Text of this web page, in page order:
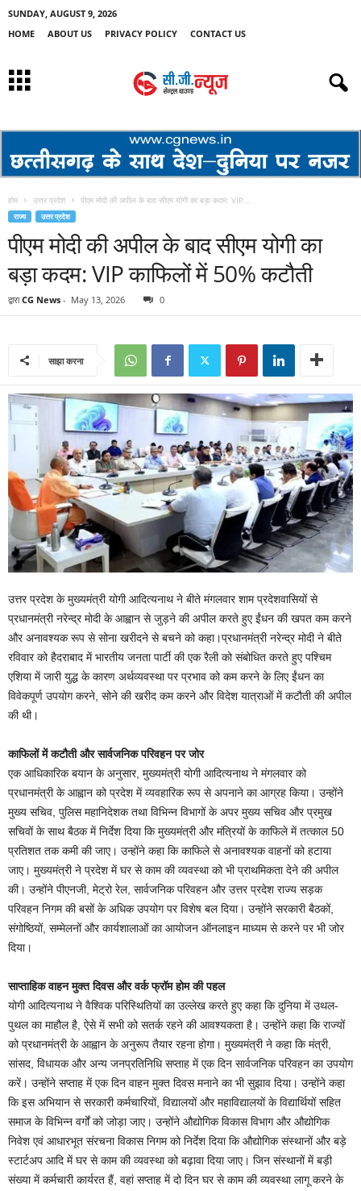
SUNDAY, AUGUST 9, 2026
HOME
ABOUT US PRIVACY POLICY CONTACT US
होम उत्तर प्रदेश पीएम मोदी की अपील के बाद सीएम योगी का बड़ा कदम: VIP...
राज्य उत्तर प्रदेश
पीएम मोदी की अपील के बाद सीएम योगी का
बड़ा कदम: VIP काफिलों में 50% कटौती
द्वारा CG News - May 13, 2026 0
साझा करना
उत्तर प्रदेश के मुख्यमंत्री योगी आदित्यनाथ ने बीते मंगलवार शाम प्रदेशवासियों से
प्रधानमंत्री नरेन्द्र मोदी के आह्वान से जुड़ने की अपील करते हुए ईंधन की खपत कम करने
और अनावश्यक रूप से सोना खरीदने से बचने को कहा।प्रधानमंत्री नरेन्द्र मोदी ने बीते
रविवार को हैदराबाद में भारतीय जनता पार्टी की एक रैली को संबोधित करते हुए पश्चिम
एशिया में जारी युद्ध के कारण अर्थव्यवस्था पर प्रभाव को कम करने के लिए ईंधन का
विवेकपूर्ण उपयोग करने, सोने की खरीद कम करने और विदेश यात्राओं में कटौती की अपील
की थी।
काफिलों में कटौती और सार्वजनिक परिवहन पर जोर
एक आधिकारिक बयान के अनुसार, मुख्यमंत्री योगी आदित्यनाथ ने मंगलवार को
प्रधानमंत्री के आह्वान को प्रदेश में व्यवहारिक रूप से अपनाने का आग्रह किया। उन्होंने
मुख्य सचिव, पुलिस महानिदेशक तथा विभिन्न विभागों के अपर मुख्य सचिव और प्रमुख
सचिवों के साथ बैठक में निर्देश दिया कि मुख्यमंत्री और मंत्रियों के काफिले में तत्काल 50
प्रतिशत तक कमी की जाए। उन्होंने कहा कि काफिले से अनावश्यक वाहनों को हटाया
जाए। मुख्यमंत्री ने प्रदेश में घर से काम की व्यवस्था को भी प्राथमिकता देने की अपील
की। उन्होंने पीएनजी, मेट्रो रेल, सार्वजनिक परिवहन और उत्तर प्रदेश राज्य सड़क
परिवहन निगम की बसों के अधिक उपयोग पर विशेष बल दिया। उन्होंने सरकारी बैठकों,
संगोष्ठियों, सम्मेलनों और कार्यशालाओं का आयोजन ऑनलाइन माध्यम से करने पर भी जोर
दिया।
साप्ताहिक वाहन मुक्त दिवस और वर्क फ्रॉम होम की पहल
योगी आदित्यनाथ ने वैश्विक परिस्थितियों का उल्लेख करते हुए कहा कि दुनिया में उथल-
पुथल का माहौल है, ऐसे में सभी को सतर्क रहने की आवश्यकता है। उन्होंने कहा कि राज्यों
को प्रधानमंत्री के आह्वान के अनुरूप तैयार रहना होगा। मुख्यमंत्री ने कहा कि मंत्री,
सांसद, विधायक और अन्य जनप्रतिनिधि सप्ताह में एक दिन सार्वजनिक परिवहन का उपयोग
करें। उन्होंने सप्ताह में एक दिन वाहन मुक्त दिवस मनाने का भी सुझाव दिया। उन्होंने कहा
कि इस अभियान से सरकारी कर्मचारियों, विद्यालयों और महाविद्यालयों के विद्यार्थियों सहित
समाज के विभिन्न वर्गों को जोड़ा जाए। उन्होंने औद्योगिक विकास विभाग और औद्योगिक
निवेश एवं आधारभूत संरचना विकास निगम को निर्देश दिया कि औद्योगिक संस्थानों और बड़े
स्टार्टअप आदि में घर से काम की व्यवस्था को बढ़ावा दिया जाए। जिन संस्थानों में बड़ी
संख्या में कर्मचारी कार्यरत हैं, वहां सप्ताह में दो दिन घर से काम की व्यवस्था लागू करने के